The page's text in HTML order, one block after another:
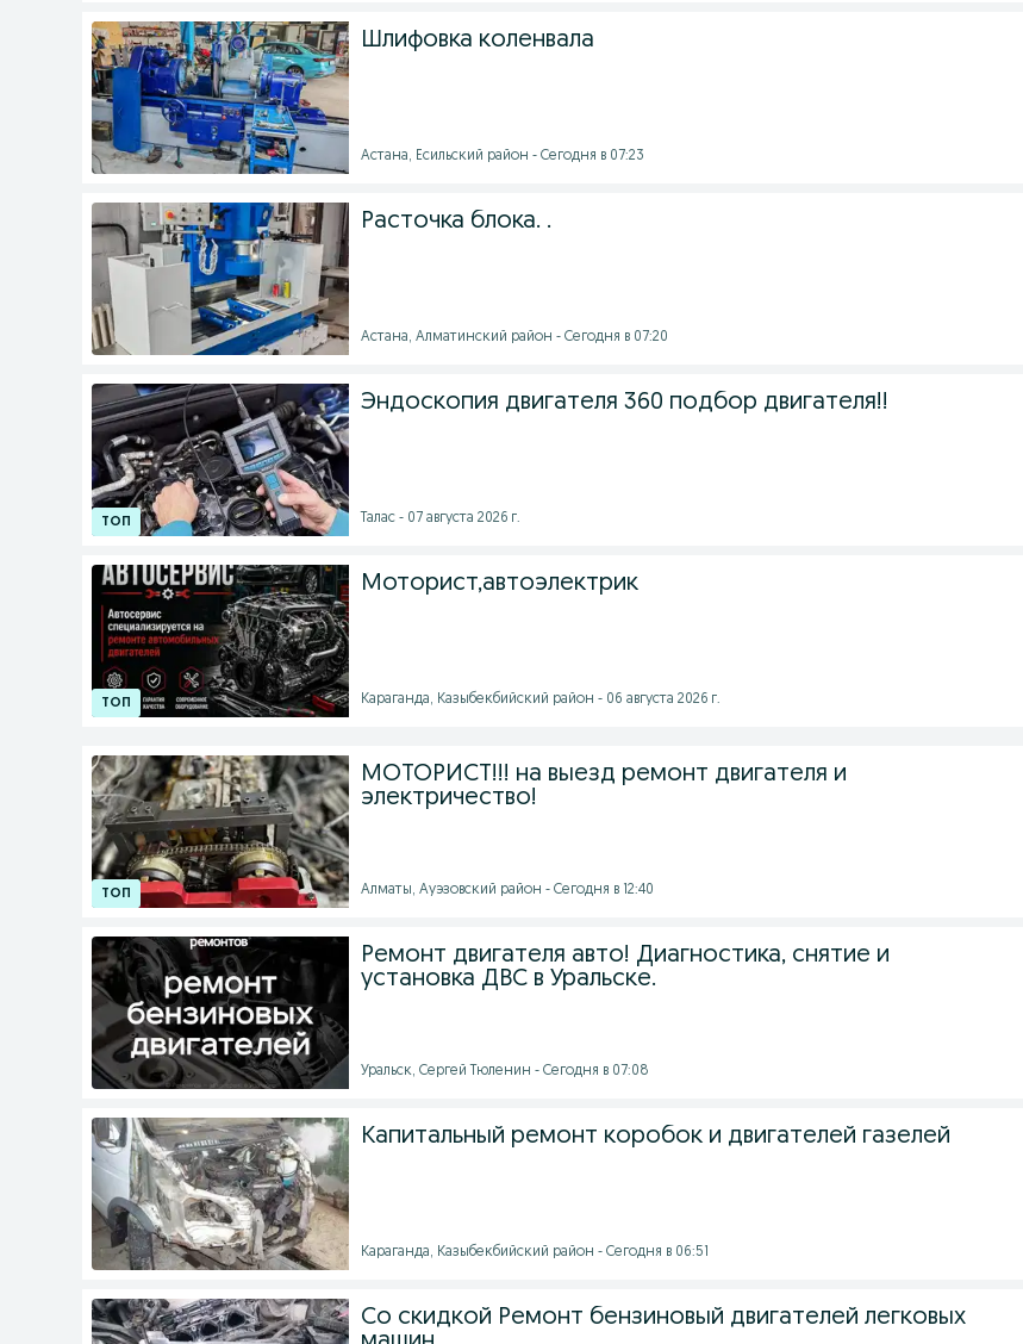
Шлифовка коленвала
Астана, Есильский район - Сегодня в 07:23
Расточка блока. .
Астана, Алматинский район - Сегодня в 07:20
Эндоскопия двигателя 360 подбор двигателя!!
Талас - 07 августа 2026 г.
Моторист,автоэлектрик
Караганда, Казыбекбийский район - 06 августа 2026 г.
МОТОРИСТ!!! на выезд ремонт двигателя и
электричество!
Алматы, Ауэзовский район - Сегодня в 12:40
Ремонт двигателя авто! Диагностика, снятие и
установка ДВС в Уральске.
Уральск, Сергей Тюленин - Сегодня в 07:08
Капитальный ремонт коробок и двигателей газелей
Караганда, Казыбекбийский район - Сегодня в 06:51
Со скидкой Ремонт бензиновый двигателей легковых